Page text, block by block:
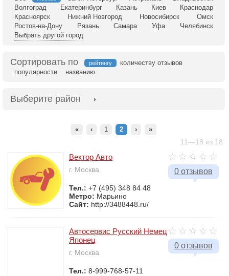
Волгоград
Екатеринбург Казань Киев
Краснодар
Красноярск
Нижний Новгород Новосибирск
Омск
Ростов-на-Дону
Рязань Самара Уфа
Челябинск
Выбрать другой город
Сортировать по рейтингу
количеству отзывов
популярности
названию
Выберите район
« ‹ 1 2 › »
11—18 из 18.
0 отзывов
Вектор Авто
г. Москва
Тел.: +7 (495) 348 84 48
Метро: Марьино
Сайт: http://3488448.ru/
0 отзывов
Автосервис Русский Немец
Японец
г. Москва
Тел.: 8-999-768-57-11